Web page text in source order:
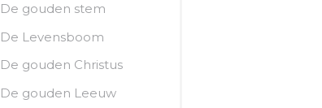
De gouden stem
De Levensboom
De gouden Christus
De gouden Leeuw